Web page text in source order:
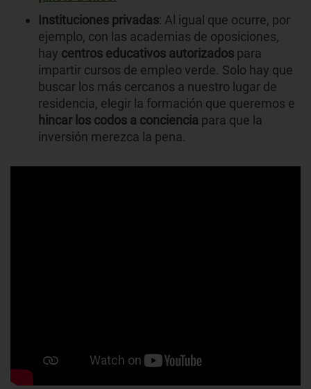
Instituciones privadas: Al igual que ocurre, por
ejemplo, con las academias de oposiciones,
hay centros educativos autorizados para
impartir cursos de empleo verde. Solo hay que
buscar los más cercanos a nuestro lugar de
residencia, elegir la formación que queremos e
hincar los codos a conciencia para que la
inversión merezca la pena.